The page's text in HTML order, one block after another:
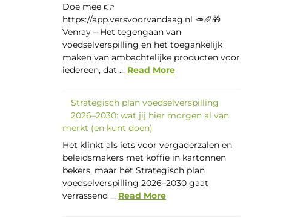
Doe mee 👉
https://app.versvoorvandaag.nl 🥕🥖🎁
Venray – Het tegengaan van
voedselverspilling en het toegankelijk
maken van ambachtelijke producten voor
iedereen, dat ... Read More
Strategisch plan voedselverspilling
2026–2030: wat jij hier morgen al van
merkt (en kunt doen)
Het klinkt als iets voor vergaderzalen en
beleidsmakers met koffie in kartonnen
bekers, maar het Strategisch plan
voedselverspilling 2026–2030 gaat
verrassend ... Read More